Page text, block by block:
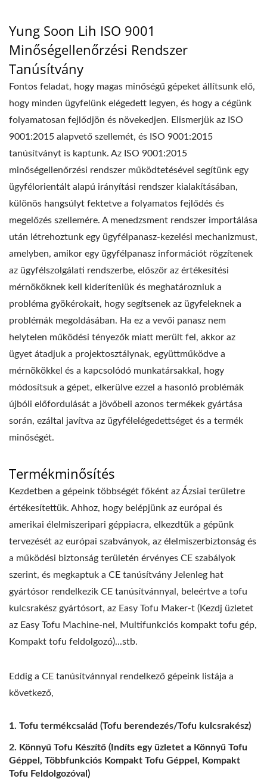
MACHINE CO., LTD.
Yung Soon Lih ISO 9001
Minőségellenőrzési Rendszer
Tanúsítvány
Fontos feladat, hogy magas minőségű gépeket állítsunk elő,
hogy minden ügyfelünk elégedett legyen, és hogy a cégünk
folyamatosan fejlődjön és növekedjen. Elismerjük az ISO
9001:2015 alapvető szellemét, és ISO 9001:2015
tanúsítványt is kaptunk. Az ISO 9001:2015
minőségellenőrzési rendszer működtetésével segítünk egy
ügyfélorientált alapú irányítási rendszer kialakításában,
különös hangsúlyt fektetve a folyamatos fejlődés és
megelőzés szellemére. A menedzsment rendszer importálása
után létrehoztunk egy ügyfélpanasz-kezelési mechanizmust,
amelyben, amikor egy ügyfélpanasz információt rögzítenek
az ügyfélszolgálati rendszerbe, először az értékesítési
mérnököknek kell kideríteniük és meghatározniuk a
probléma gyökérokait, hogy segítsenek az ügyfeleknek a
problémák megoldásában. Ha ez a vevői panasz nem
helytelen működési tényezők miatt merült fel, akkor az
ügyet átadjuk a projektosztálynak, együttműködve a
mérnökökkel és a kapcsolódó munkatársakkal, hogy
módosítsuk a gépet, elkerülve ezzel a hasonló problémák
újbóli előfordulását a jövőbeli azonos termékek gyártása
során, ezáltal javítva az ügyfélelégedettséget és a termék
minőségét.
Termékminősítés
Kezdetben a gépeink többségét főként az Ázsiai területre
értékesítettük. Ahhoz, hogy belépjünk az európai és
amerikai élelmiszeripari géppiacra, elkezdtük a gépünk
tervezését az európai szabványok, az élelmiszerbiztonság és
a működési biztonság területén érvényes CE szabályok
szerint, és megkaptuk a CE tanúsítvány Jelenleg hat
gyártósor rendelkezik CE tanúsítvánnyal, beleértve a tofu
kulcsrakész gyártósort, az Easy Tofu Maker-t (Kezdj üzletet
az Easy Tofu Machine-nel, Multifunkciós kompakt tofu gép,
Kompakt tofu feldolgozó)...stb.
Eddig a CE tanúsítvánnyal rendelkező gépeink listája a
következő,
Tofu termékcsalád (Tofu berendezés/Tofu kulcsrakész)
Könnyű Tofu Készítő (Indíts egy üzletet a Könnyű Tofu
Géppel, Többfunkciós Kompakt Tofu Géppel, Kompakt
Tofu Feldolgozóval)